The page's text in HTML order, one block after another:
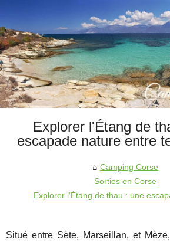
Explorer l'Étang de
escapade nature entre
Camping Corse
Sorties en Corse
Explorer l'Étang de thau : une
Situé entre Sète, Marseillan, et